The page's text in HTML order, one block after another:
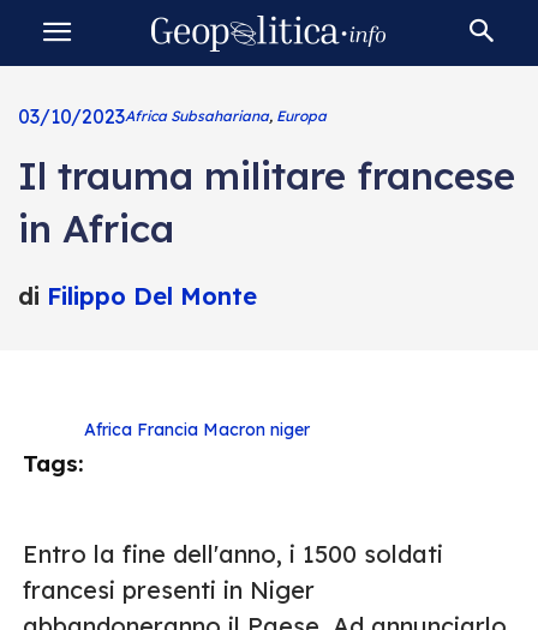
03/10/2023Africa Subsahariana, Europa
Il trauma militare francese
in Africa
di Filippo Del Monte
Tags:
Africa Francia Macron niger
Entro la fine dell'anno, i 1500 soldati
francesi presenti in Niger